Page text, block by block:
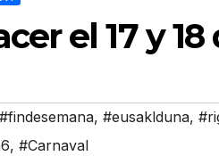
el 17 y
#findesemana, #eusaklduna,
, #Carnaval